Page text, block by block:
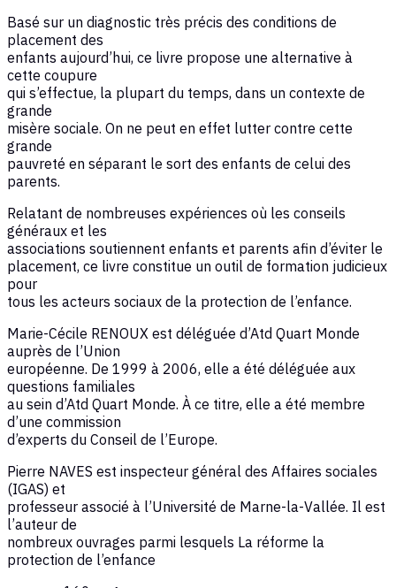
Basé sur un diagnostic très précis des conditions de
placement des
enfants aujourd’hui, ce livre propose une alternative à
cette coupure
qui s’effectue, la plupart du temps, dans un contexte de
grande
misère sociale. On ne peut en effet lutter contre cette
grande
pauvreté en séparant le sort des enfants de celui des
parents.
Relatant de nombreuses expériences où les conseils
généraux et les
associations soutiennent enfants et parents afin d’éviter le
placement, ce livre constitue un outil de formation judicieux
pour
tous les acteurs sociaux de la protection de l’enfance.
Marie-Cécile RENOUX est déléguée d’Atd Quart Monde
auprès de l’Union
européenne. De 1999 à 2006, elle a été déléguée aux
questions familiales
au sein d’Atd Quart Monde. À ce titre, elle a été membre
d’une commission
d’experts du Conseil de l’Europe.
Pierre NAVES est inspecteur général des Affaires sociales
(IGAS) et
professeur associé à l’Université de Marne-la-Vallée. Il est
l’auteur de
nombreux ouvrages parmi lesquels La réforme la
protection de l’enfance